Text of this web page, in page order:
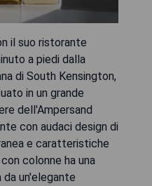
il suo ristorante
a piedi dalla
di South Kensington,
in un grande
dell'Ampersand
con audaci design di
e caratteristiche
colonne ha una
da un'elegante